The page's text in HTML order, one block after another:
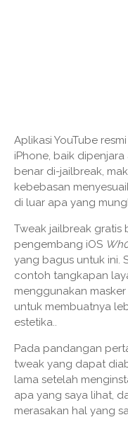
Aplikasi YouTube
iPhone, baik
benar di-jailbreak,
kebebasan
di luar apa yang
Tweak jailbreak
pengembang iOS
yang bagus untuk ini.
contoh tangkapan
menggunakan
untuk membuatnya
estetika..
Pada pandangan
tweak yang dapat
lama setelah
apa yang saya lihat,
merasakan hal yang